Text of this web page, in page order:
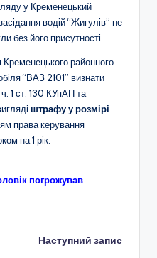
у Кременецький
водій “Жигулів” не
без його присутності.
районного
“ВАЗ 2101” визнати
1 ст. 130 КУпАП та
штрафу у розмірі
права керування
на 1 рік.
погрожував
Наступний запис